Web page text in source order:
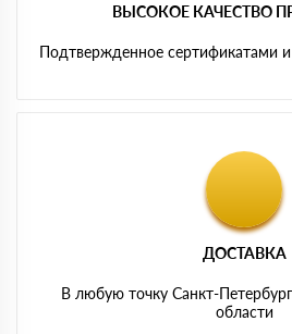
ВЫСОКОЕ КАЧЕСТВО
Подтвержденное сертификатами
ДОСТАВКА
В любую точку Санкт-
области